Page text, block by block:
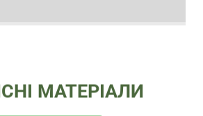
МАТЕРІАЛИ